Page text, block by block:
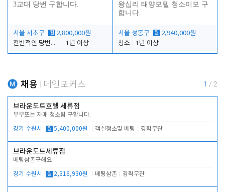
3교대 당번 구합니다.
서울 서초구 월 2,800,000원
전반적인 당번업무
1년 이상
왕십리 태양모텔 청소이모 구
합니다.
서울 성동구 월 2,940,000원
청소
1년 이상
채용 메인포커스 1 / 2
브라운도트호텔 세류점
부부또는 자매 청소팀 구합니다.
경기 수원시 월 5,400,000원 객실청소및 베팅 경력무관
브라운도트세류점
베팅삼촌구해요
경기 수원시 월 2,316,930원 베팅삼촌 경력무관